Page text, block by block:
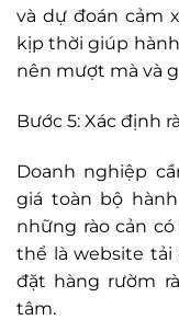
và dự đoán cảm
kịp thời giúp
nên mượt mà và
Bước 5: Xác định
Doanh nghiệp
giá toàn bộ
những rào cản
thể là website tải
đặt hàng rườm
tâm.